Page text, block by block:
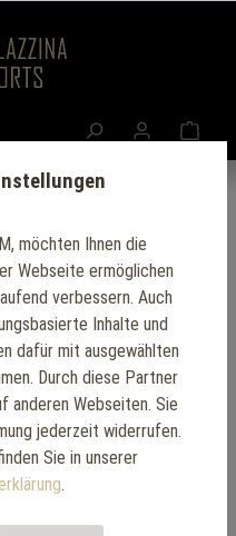
möchten Ihnen die
Webseite ermöglichen
verbessern. Auch
Inhalte und
dafür mit ausgewählten
Durch diese Partner
anderen Webseiten. Sie
jederzeit widerrufen.
Sie in unserer
.